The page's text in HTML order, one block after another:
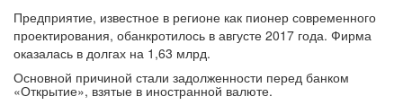
Предприятие, известное в регионе как пионер современного
проектирования, обанкротилось в августе 2017 года. Фирма
оказалась в долгах на 1,63 млрд.
Основной причиной стали задолженности перед банком
«Открытие», взятые в иностранной валюте.